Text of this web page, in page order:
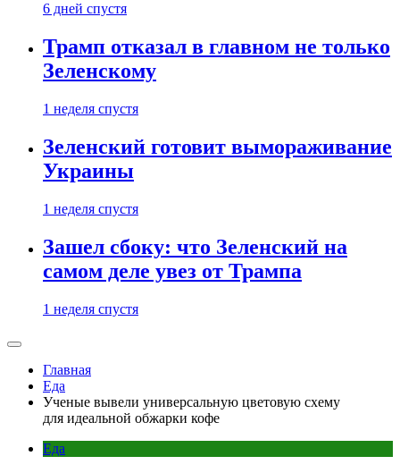
6 дней спустя
Трамп отказал в главном не только
Зеленскому
1 неделя спустя
Зеленский готовит вымораживание
Украины
1 неделя спустя
Зашел сбоку: что Зеленский на
самом деле увез от Трампа
1 неделя спустя
Главная
Еда
Ученые вывели универсальную цветовую схему
для идеальной обжарки кофе
Еда